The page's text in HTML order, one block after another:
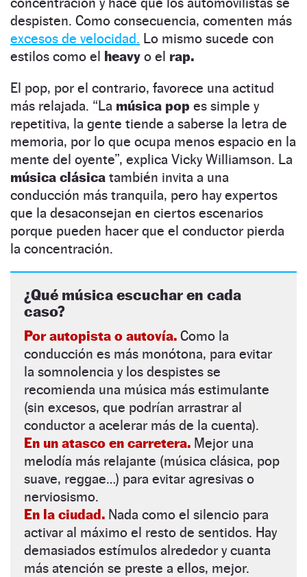
despisten. Como consecuencia, comenten más
excesos de velocidad. Lo mismo sucede con
estilos como el heavy o el rap.
El pop, por el contrario, favorece una actitud
más relajada. “La música pop es simple y
repetitiva, la gente tiende a saberse la letra de
memoria, por lo que ocupa menos espacio en la
mente del oyente”, explica Vicky Williamson. La
música clásica también invita a una
conducción más tranquila, pero hay expertos
que la desaconsejan en ciertos escenarios
porque pueden hacer que el conductor pierda
la concentración.
¿Qué música escuchar en cada
caso?
Por autopista o autovía. Como la
conducción es más monótona, para evitar
la somnolencia y los despistes se
recomienda una música más estimulante
(sin excesos, que podrían arrastrar al
conductor a acelerar más de la cuenta).
En un atasco en carretera. Mejor una
melodía más relajante (música clásica, pop
suave, reggae…) para evitar agresivas o
nerviosismo.
En la ciudad. Nada como el silencio para
activar al máximo el resto de sentidos. Hay
demasiados estímulos alrededor y cuanta
más atención se preste a ellos, mejor.